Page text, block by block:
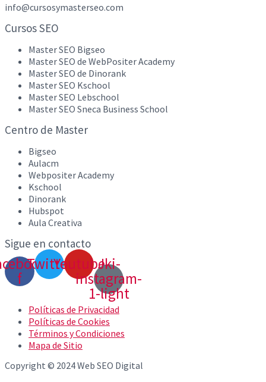
info@cursosymasterseo.com
Cursos SEO
Master SEO Bigseo
Master SEO de WebPositer Academy
Master SEO de Dinorank
Master SEO Kschool
Master SEO Lebschool
Master SEO Sneca Business School
Centro de Master
Bigseo
Aulacm
Webpositer Academy
Kschool
Dinorank
Hubspot
Aula Creativa
Sigue en contacto
f
TwitterYoutubeJki-
instagram-
1-light
Políticas de Privacidad
Políticas de Cookies
Términos y Condiciones
Mapa de Sitio
Copyright © 2024 Web SEO Digital